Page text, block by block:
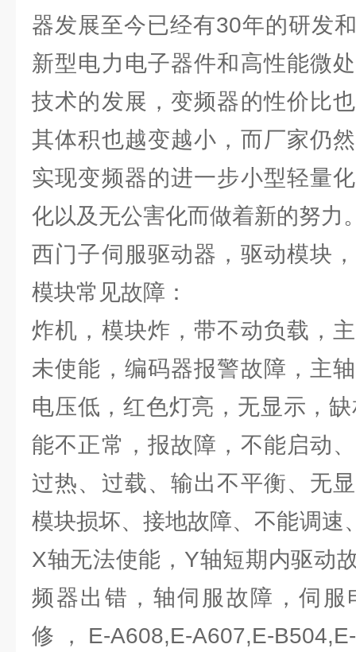
器发展至今已经有30年的研发
新型电力电子器件和高性能微
技术的发展，变频器的性价比
其体积也越变越小，而厂家仍
实现变频器的进一步小型轻量
化以及无公害化而做着新的努力
西门子伺服驱动器，驱动模块
模块常见故障：
炸机，模块炸，带不动负载，
未使能，编码器报警故障，主
电压低，红色灯亮，无显示，
能不正常，报故障，不能启动
过热、过载、输出不平衡、无
模块损坏、接地故障、不能调速
X轴无法使能，Y轴短期内驱动
频器出错，轴伺服故障，伺服
修，E-A608,E-A607,E-